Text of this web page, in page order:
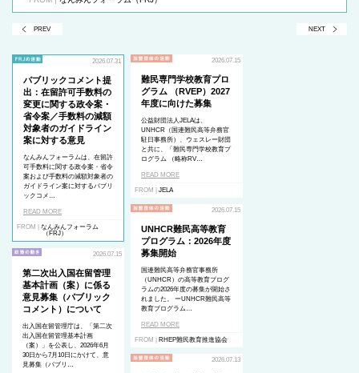
PREV NEXT
2026.07.31
パブリックコメント提
出：在留許可手数料の
変更に関する政令案・
省令案／手数料の減額
対象者のガイドライン
案に対する意見
なんみんフォーラムは、在留許
可手数料に関する政令案・省令
案および手数料の減額対象者の
ガイドライン案に対するパブリ
ックコメ…
READ MORE
FROM | なんみんフォーラム
（FRJ）
2026.07.15
難民専門学校教育プロ
グラム （RVEP）2027
年度に向けた募集
公益財団法人JELAは、
UNHCR（国連難民高等弁務官
駐日事務所）、ウェスレー財団
と共に、「難民専門学校教育プ
ログラム （略称RV…
READ MORE
FROM | JELA
2026.07.15
UNHCR難民高等教育
プログラム：2026年度
募集開始
国連難民高等弁務官事務所
（UNHCR）の高等教育プログ
ラムの2026年度の募集が開始さ
れました。 ーUNHCR難民高等
教育プログラム…
READ MORE
FROM | RHEP難民教育推進協会
2026.07.15
第二次出入国在留管理
基本計画（案）に係る
意見募集（パブリック
コメント）について
出入国在留管理庁は、「第二次
出入国在留管理基本計画
（案）」を公表し、2026年6月
30日から7月10日にかけて、意
見募集（パブリ…
2026.07.13